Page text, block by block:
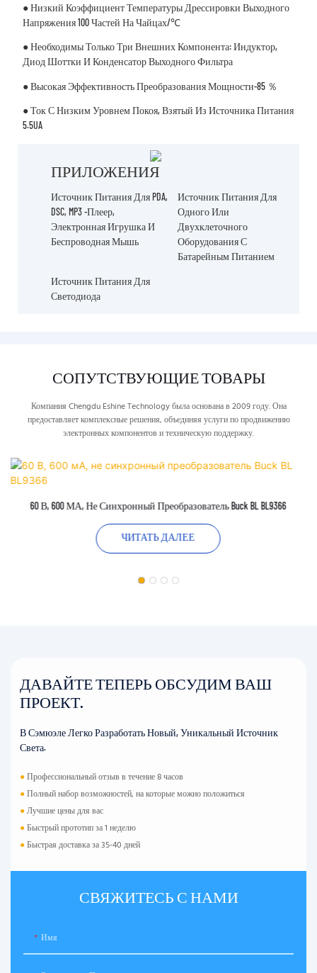
● Низкий Коэффициент Температуры Дрессировки Выходного
Напряжения 100 Частей На Чайцах/℃
● Необходимы Только Три Внешних Компонента: Индуктор,
Диод Шоттки И Конденсатор Выходного Фильтра
● Высокая Эффективность Преобразования Мощности-85 ％
● Ток С Низким Уровнем Покоя, Взятый Из Источника Питания
5.5UA
ПРИЛОЖЕНИЯ
Источник Питания Для PDA,
DSC, MP3 -плеер,
Электронная Игрушка И
Беспроводная Мышь
Источник Питания Для
Одного Или
Двухклеточного
Оборудования С
Батарейным Питанием
Источник Питания Для
Светодиода
СОПУТСТВУЮЩИЕ ТОВАРЫ
Компания Chengdu Eshine Technology была основана в 2009 году. Она
предоставляет комплексные решения, объединяя услуги по продвижению
электронных компонентов и техническую поддержку.
60 В, 600 МА, Не Синхронный Преобразователь Buck BL BL9366
ЧИТАТЬ ДАЛЕЕ
ДАВАЙТЕ ТЕПЕРЬ ОБСУДИМ ВАШ
ПРОЕКТ.
В Сэмюэле Легко Разработать Новый, Уникальный Источник
Света.
●Профессиональный отзыв в течение 8 часов
●Полный набор возможностей, на которые можно положиться
●Лучшие цены для вас
●Быстрый прототип за 1 неделю
●Быстрая доставка за 35-40 дней
СВЯЖИТЕСЬ С НАМИ
Имя